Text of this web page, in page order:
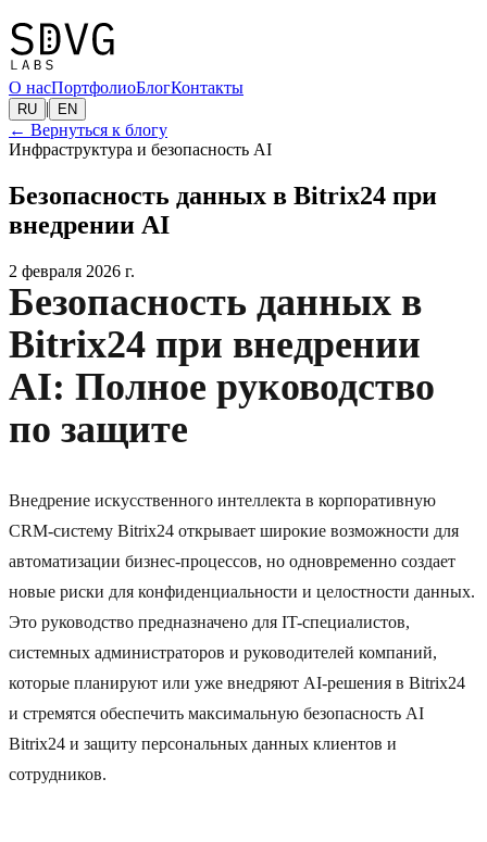
О насПортфолиоБлогКонтакты
RU | EN
← Вернуться к блогу
Инфраструктура и безопасность AI
Безопасность данных в Bitrix24 при
внедрении AI
2 февраля 2026 г.
Безопасность данных в
Bitrix24 при внедрении
AI: Полное руководство
по защите
Внедрение искусственного интеллекта в корпоративную
CRM-систему Bitrix24 открывает широкие возможности для
автоматизации бизнес-процессов, но одновременно создает
новые риски для конфиденциальности и целостности данных.
Это руководство предназначено для IT-специалистов,
системных администраторов и руководителей компаний,
которые планируют или уже внедряют AI-решения в Bitrix24
и стремятся обеспечить максимальную безопасность AI
Bitrix24 и защиту персональных данных клиентов и
сотрудников.